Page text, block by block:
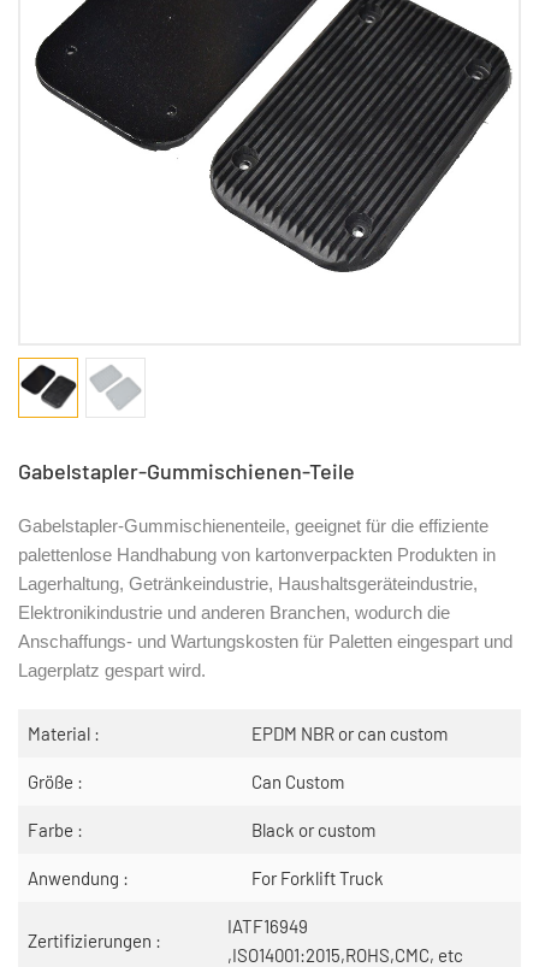
Gabelstapler-Gummischienen-Teile
Gabelstapler-Gummischienenteile, geeignet für die effiziente
palettenlose Handhabung von kartonverpackten Produkten in
Lagerhaltung, Getränkeindustrie, Haushaltsgeräteindustrie,
Elektronikindustrie und anderen Branchen, wodurch die
Anschaffungs- und Wartungskosten für Paletten eingespart und
Lagerplatz gespart wird.
Material : EPDM NBR or can custom
Größe : Can Custom
Farbe : Black or custom
Anwendung : For Forklift Truck
Zertifizierungen :
IATF16949
,ISO14001:2015,ROHS,CMC, etc